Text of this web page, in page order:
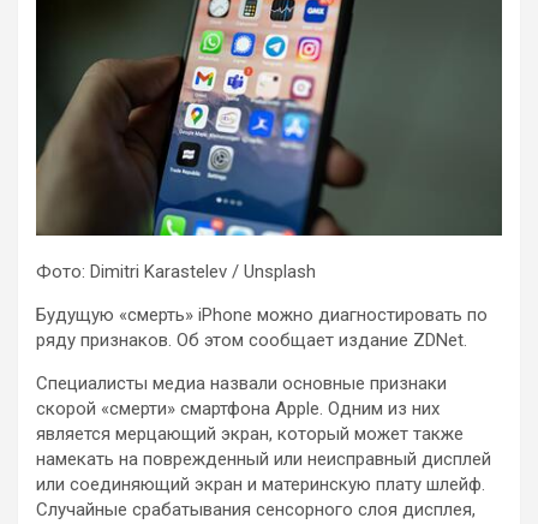
Фото: Dimitri Karastelev / Unsplash
Будущую «смерть» iPhone можно диагностировать по
ряду признаков. Об этом сообщает издание ZDNet.
Специалисты медиа назвали основные признаки
скорой «смерти» смартфона Apple. Одним из них
является мерцающий экран, который может также
намекать на поврежденный или неисправный дисплей
или соединяющий экран и материнскую плату шлейф.
Случайные срабатывания сенсорного слоя дисплея,